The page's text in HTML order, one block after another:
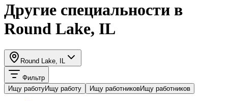
Другие специальности в
Round Lake, IL
Round Lake, IL
Фильтр
Ищу работуИщу работу Ищу работниковИщу работников